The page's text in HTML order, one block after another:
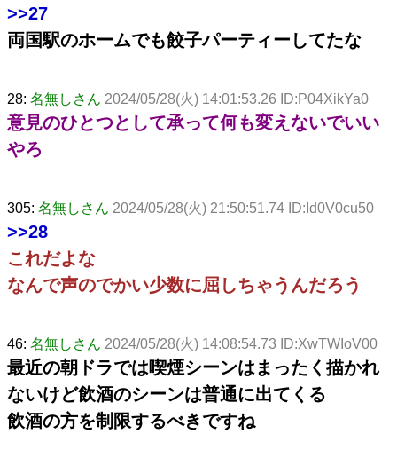
>>27
両国駅のホームでも餃子パーティーしてたな
28: 名無しさん 2024/05/28(火) 14:01:53.26 ID:P04XikYa0
意見のひとつとして承って何も変えないでいい
やろ
305: 名無しさん 2024/05/28(火) 21:50:51.74 ID:Id0V0cu50
>>28
これだよな
なんで声のでかい少数に屈しちゃうんだろう
46: 名無しさん 2024/05/28(火) 14:08:54.73 ID:XwTWIoV00
最近の朝ドラでは喫煙シーンはまったく描かれ
ないけど飲酒のシーンは普通に出てくる
飲酒の方を制限するべきですね